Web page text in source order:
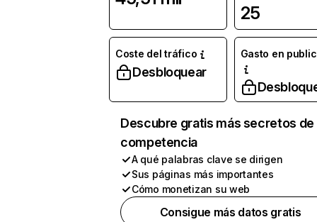
25
Coste del tráfico
Desbloquear
Gasto en
Descubre gratis más secretos de
competencia
A qué palabras clave se dirigen
Sus páginas más importantes
Cómo monetizan su web
Consigue más datos gratis